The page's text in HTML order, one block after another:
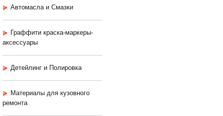
Автомасла и Смазки
Граффити краска-маркеры-
аксессуары
Детейлинг и Полировка
Материалы для кузовного
ремонта